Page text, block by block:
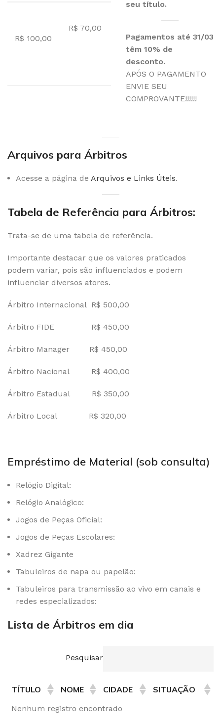
R$ 100,00
R$ 70,00
seu título.
Pagamentos até 31/03
têm 10% de
desconto.
APÓS O PAGAMENTO
ENVIE SEU
COMPROVANTE!!!!!!
Arquivos para Árbitros
Acesse a página de Arquivos e Links Úteis.
Tabela de Referência para Árbitros:
Trata-se de uma tabela de referência.
Importante destacar que os valores praticados
podem variar, pois são influenciados e podem
influenciar diversos atores.
Árbitro Internacional R$ 500,00
Árbitro FIDE R$ 450,00
Árbitro Manager R$ 450,00
Árbitro Nacional R$ 400,00
Árbitro Estadual R$ 350,00
Árbitro Local R$ 320,00
Empréstimo de Material (sob consulta)
Relógio Digital:
Relógio Analógico:
Jogos de Peças Oficial:
Jogos de Peças Escolares:
Xadrez Gigante
Tabuleiros de napa ou papelão:
Tabuleiros para transmissão ao vivo em canais e
redes especializados:
Lista de Árbitros em dia
Pesquisar
TÍTULO NOME CIDADE SITUAÇÃO
Nenhum registro encontrado